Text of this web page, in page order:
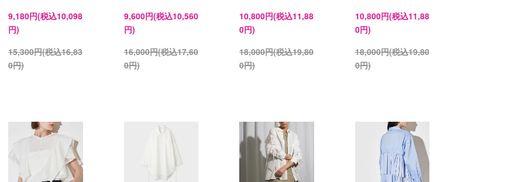
9,180円(税込10,098
円)
15,300円(税込16,83
0円)
9,600円(税込10,560
円)
16,000円(税込17,60
0円)
10,800円(税込11,88
0円)
18,000円(税込19,80
0円)
10,800円(税込11,88
0円)
18,000円(税込19,80
0円)